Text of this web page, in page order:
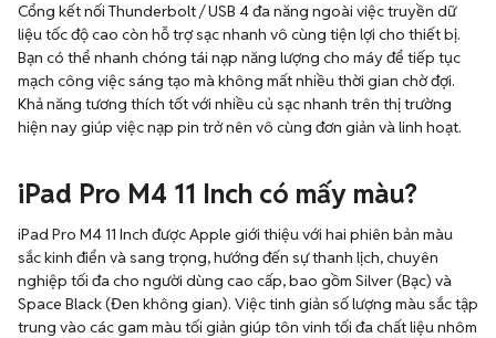
Cổng kết nối Thunderbolt / USB 4 đa năng ngoài việc truyền dữ
liệu tốc độ cao còn hỗ trợ sạc nhanh vô cùng tiện lợi cho thiết bị.
Bạn có thể nhanh chóng tái nạp năng lượng cho máy để tiếp tục
mạch công việc sáng tạo mà không mất nhiều thời gian chờ đợi.
Khả năng tương thích tốt với nhiều củ sạc nhanh trên thị trường
hiện nay giúp việc nạp pin trở nên vô cùng đơn giản và linh hoạt.
iPad Pro M4 11 Inch có mấy màu?
iPad Pro M4 11 Inch được Apple giới thiệu với hai phiên bản màu
sắc kinh điển và sang trọng, hướng đến sự thanh lịch, chuyên
nghiệp tối đa cho người dùng cao cấp, bao gồm Silver (Bạc) và
Space Black (Đen không gian). Việc tinh giản số lượng màu sắc tập
trung vào các gam màu tối giản giúp tôn vinh tối đa chất liệu nhôm